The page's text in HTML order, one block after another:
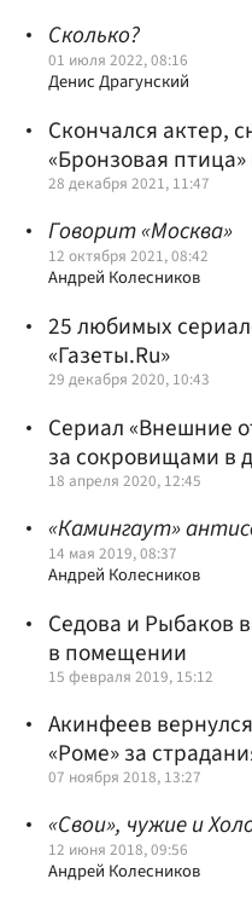
Сколько?
01 июля 2022, 08:16
Денис Драгунский
Скончался актер,
«Бронзовая
28 декабря 2021, 11:47
Говорит «Москва»
12 октября 2021, 08:42
Андрей Колесников
25 любимых
«Газеты.Ru»
29 декабря 2020, 10:43
Сериал «Внешние
за сокровищами в
18 апреля 2020, 12:45
«Камингаут»
14 мая 2019, 08:37
Андрей Колесников
Седова и Рыбаков
в помещении
15 февраля 2019, 15:12
Акинфеев
«Роме» за
07 ноября 2018, 13:27
«Свои», чужие и
12 июня 2018, 09:56
Андрей Колесников